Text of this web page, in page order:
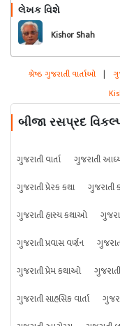
લેખક વિશે
Kishor Shah
શ્રેષ્ઠ ગુજરાતી વાર્તાઓ |
બીજા રસપ્રદ
ગુજરાતી વાર્તા ગુજરાતી
ગુજરાતી પ્રેરક કથા
ગુજરાતી
ગુજરાતી હાસ્ય કથાઓ
ગુજરાતી પ્રવાસ વર્ણન
ગુજરાતી પ્રેમ કથાઓ
ગુજરાતી સાહસિક વાર્તા